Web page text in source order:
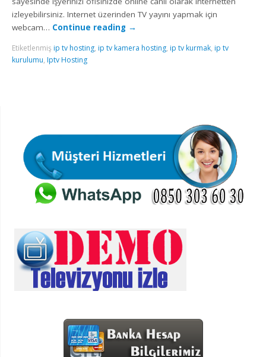
izleyebilirsiniz. Internet üzerinden TV yayını yapmak için
webcam… Continue reading →
Etiketlenmiş ip tv hosting, ip tv kamera hosting, ip tv kurmak, ip tv
kurulumu, Iptv Hosting